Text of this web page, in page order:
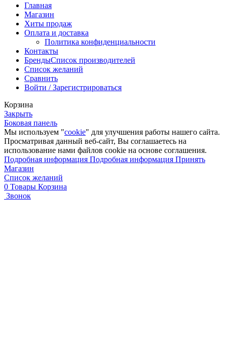
Главная
Магазин
Хиты продаж
Оплата и доставка
Политика конфиденциальности
Контакты
БрендыСписок производителей
Список желаний
Сравнить
Войти / Зарегистрироваться
Корзина
Закрыть
Боковая панель
Мы используем "cookie" для улучшения работы нашего сайта.
Просматривая данный веб-сайт, Вы соглашаетесь на
использование нами файлов cookie на основе соглашения.
Подробная информация Подробная информация Принять
Магазин
Список желаний
0 Товары Корзина
Звонок